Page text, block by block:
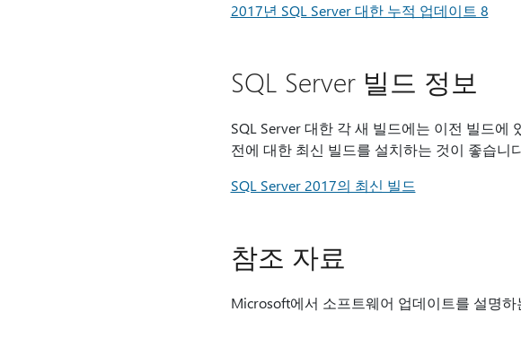
2017년 SQL Server 대한 누적 업데이트 8
SQL Server 빌드 정보
SQL Server 대한 각 새 빌드에는 이전 빌드에
전에 대한 최신 빌드를 설치하는 것이 좋습니
SQL Server 2017의 최신 빌드
참조 자료
Microsoft에서 소프트웨어 업데이트를 설명